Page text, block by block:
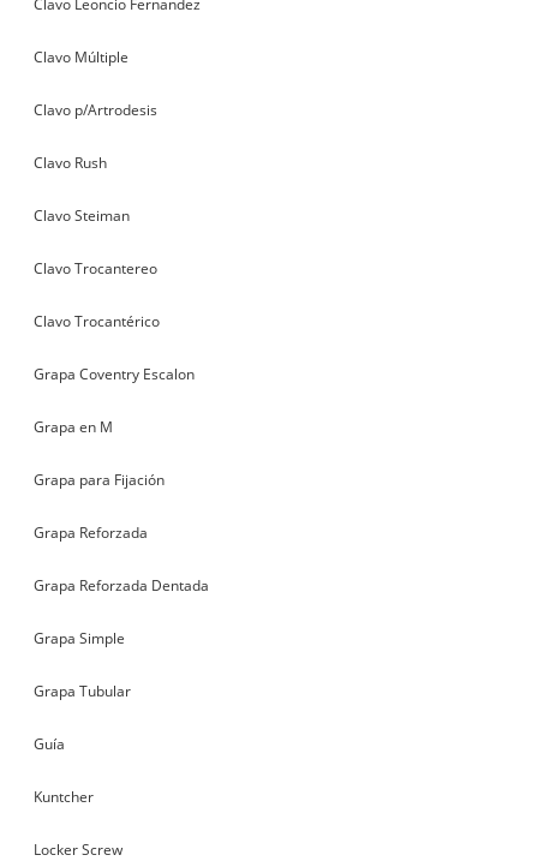
Clavo Múltiple
Clavo p/Artrodesis
Clavo Rush
Clavo Steiman
Clavo Trocantereo
Clavo Trocantérico
Grapa Coventry Escalon
Grapa en M
Grapa para Fijación
Grapa Reforzada
Grapa Reforzada Dentada
Grapa Simple
Grapa Tubular
Guía
Kuntcher
Locker Screw